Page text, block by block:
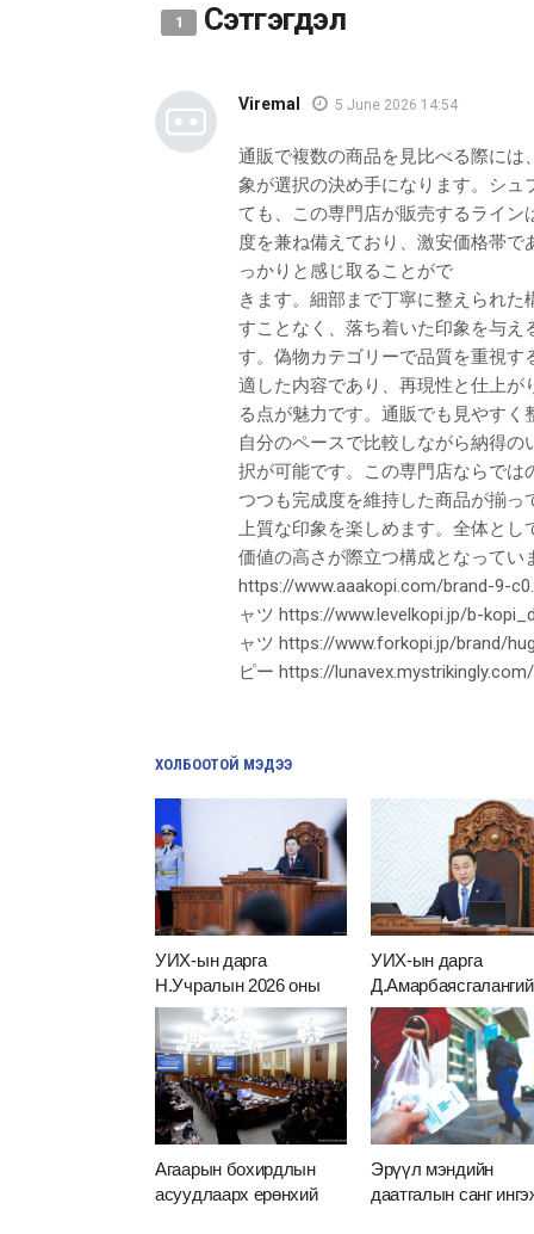
1 Сэтгэгдэл
Viremal 5 June 2026 14:54
通販で複数の商品を見比べる際には
象が選択の決め手になります。シュ
ても、この専門店が販売するライン
度を兼ね備えており、激安価格帯
っかりと感じ取ることがで
きます。細部まで丁寧に整えられ
すことなく、落ち着いた印象を与え
す。偽物カテゴリーで品質を重視す
適した内容であり、再現性と仕上が
る点が魅力です。通販でも見やす
自分のペースで比較しながら納得の
択が可能です。この専門店ならでは
つつも完成度を維持した商品が揃っ
上質な印象を楽しめます。全体とし
価値の高さが際立つ構成となってい
https://www.aaakopi.com/brand-9-
ャツ https://www.levelkopi.jp/b-
ャツ https://www.forkopi.jp/brand/
ピー https://
ХОЛБООТОЙ МЭДЭЭ
УИХ-ын дарга
Н.Учралын 2026 оны
хаврын ээлжит
чуулганыг нээж хэлсэн
үг
УИХ-ын дарга
УИХ-ын 2025 оны
намрын ээлжит
чуулганыг нээж
үг
Агаарын бохирдлын
асуудлаарх ерөнхий
Эрүүл мэндийн
даатгалын санг